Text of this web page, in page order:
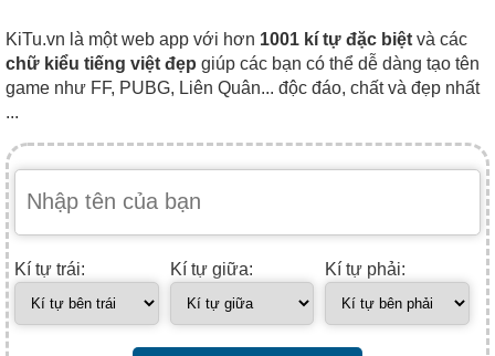
KiTu.vn là một web app với hơn 1001 kí tự đặc biệt và các
chữ kiểu tiếng việt đẹp giúp các bạn có thể dễ dàng tạo tên
game như FF, PUBG, Liên Quân... độc đáo, chất và đẹp nhất
...
Kí tự trái: Kí tự giữa: Kí tự phải: